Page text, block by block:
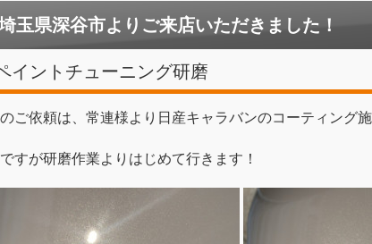
玉県深谷市よりご来店いただきました！
イントチューニング研磨
ご依頼は、常連様より日産キャラバンのコーティング
すが研磨作業よりはじめて行きます！